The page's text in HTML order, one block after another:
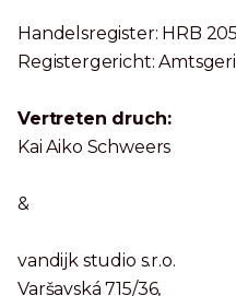
Handelsregister: HRB
Registergericht:
Vertreten druch:
Kai Aiko Schweers
&
vandijk studio s.r.o.
Varšavská 715/36,